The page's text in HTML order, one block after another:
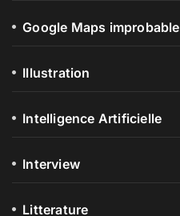
Google Maps improbable
Illustration
Intelligence Artificielle
Interview
Litterature